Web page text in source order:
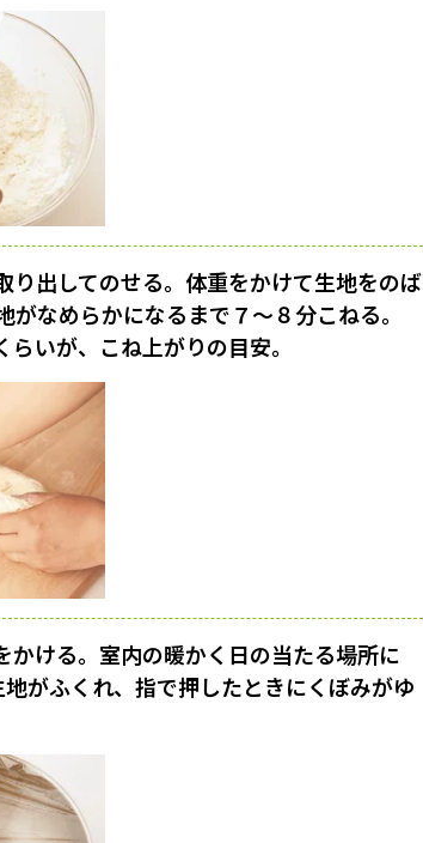
り出してのせる。体重をかけて生地をのば
なめらかになるまで７〜８分こねる。
いが、こね上がりの目安。
かける。室内の暖かく日の当たる場所に
がふくれ、指で押したときにくぼみがゆ